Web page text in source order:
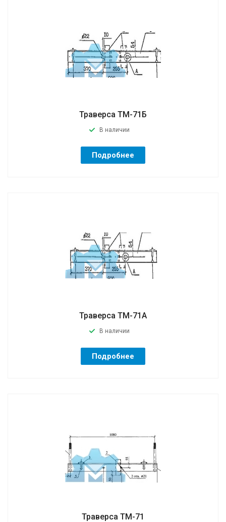
Траверса ТМ-71Б
В наличии
Подробнее
Траверса ТМ-71А
В наличии
Подробнее
Траверса ТМ-71